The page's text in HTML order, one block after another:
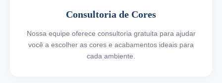
Consultoria de Cores
Nossa equipe oferece consultoria gratuita para ajudar
você a escolher as cores e acabamentos ideais para
cada ambiente.